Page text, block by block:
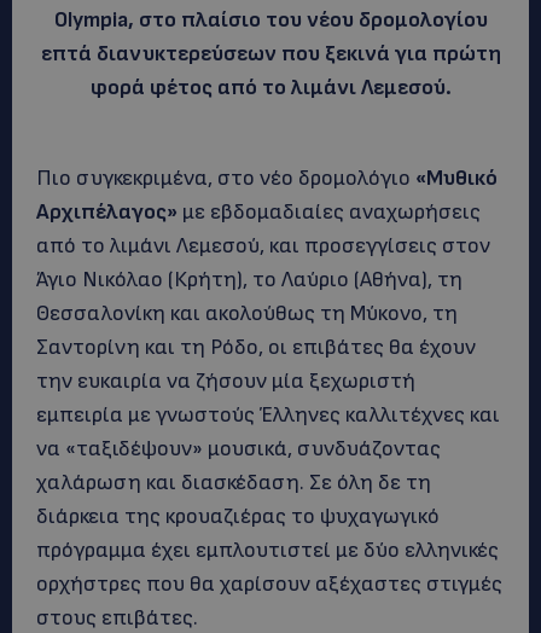
Olympia, στο πλαίσιο του νέου δρομολογίου
επτά διανυκτερεύσεων που ξεκινά για πρώτη
φορά φέτος από το λιμάνι Λεμεσού.
Πιο συγκεκριμένα, στο νέο δρομολόγιο «Μυθικό
Αρχιπέλαγος» με εβδομαδιαίες αναχωρήσεις
από το λιμάνι Λεμεσού, και προσεγγίσεις στον
Άγιο Νικόλαο (Κρήτη), το Λαύριο (Αθήνα), τη
Θεσσαλονίκη και ακολούθως τη Μύκονο, τη
Σαντορίνη και τη Ρόδο, οι επιβάτες θα έχουν
την ευκαιρία να ζήσουν μία ξεχωριστή
εμπειρία με γνωστούς Έλληνες καλλιτέχνες και
να «ταξιδέψουν» μουσικά, συνδυάζοντας
χαλάρωση και διασκέδαση. Σε όλη δε τη
διάρκεια της κρουαζιέρας το ψυχαγωγικό
πρόγραμμα έχει εμπλουτιστεί με δύο ελληνικές
ορχήστρες που θα χαρίσουν αξέχαστες στιγμές
στους επιβάτες.